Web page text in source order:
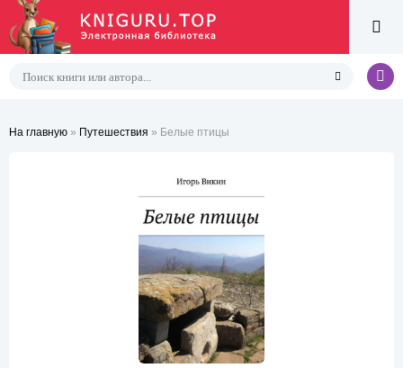
На главную » Путешествия » Белые птицы